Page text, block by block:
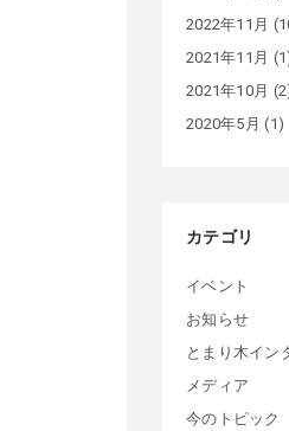
2022年11月
2021年11月
2021年10月
2020年5月 (1)
カテゴリ
イベント
お知らせ
とまり木イン
メディア
今のトピック